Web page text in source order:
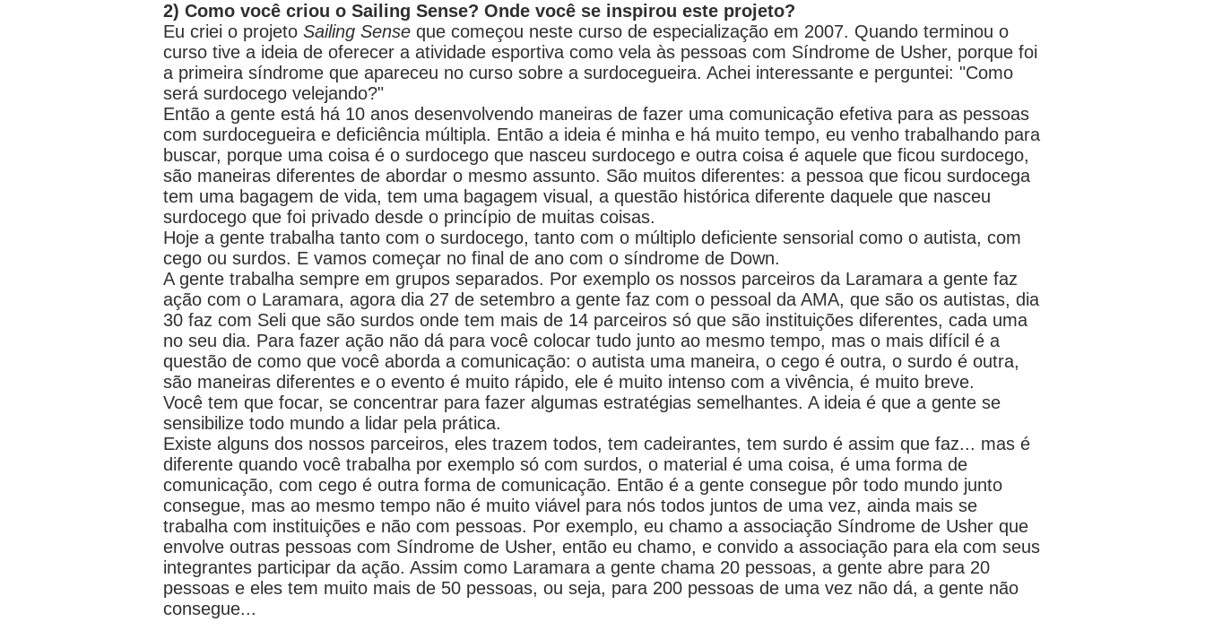
2) Como você criou o Sailing Sense? Onde você se inspirou este projeto?
Eu criei o projeto Sailing Sense que começou neste curso de especialização em 2007. Quando terminou o
curso tive a ideia de oferecer a atividade esportiva como vela às pessoas com Síndrome de Usher, porque foi
a primeira síndrome que apareceu no curso sobre a surdocegueira. Achei interessante e perguntei: "Como
será surdocego velejando?"
Então a gente está há 10 anos desenvolvendo maneiras de fazer uma comunicação efetiva para as pessoas
com surdocegueira e deficiência múltipla. Então a ideia é minha e há muito tempo, eu venho trabalhando para
buscar, porque uma coisa é o surdocego que nasceu surdocego e outra coisa é aquele que ficou surdocego,
são maneiras diferentes de abordar o mesmo assunto. São muitos diferentes: a pessoa que ficou surdocega
tem uma bagagem de vida, tem uma bagagem visual, a questão histórica diferente daquele que nasceu
surdocego que foi privado desde o princípio de muitas coisas.
Hoje a gente trabalha tanto com o surdocego, tanto com o múltiplo deficiente sensorial como o autista, com
cego ou surdos. E vamos começar no final de ano com o síndrome de Down.
A gente trabalha sempre em grupos separados. Por exemplo os nossos parceiros da Laramara a gente faz
ação com o Laramara, agora dia 27 de setembro a gente faz com o pessoal da AMA, que são os autistas, dia
30 faz com Seli que são surdos onde tem mais de 14 parceiros só que são instituições diferentes, cada uma
no seu dia. Para fazer ação não dá para você colocar tudo junto ao mesmo tempo, mas o mais difícil é a
questão de como que você aborda a comunicação: o autista uma maneira, o cego é outra, o surdo é outra,
são maneiras diferentes e o evento é muito rápido, ele é muito intenso com a vivência, é muito breve.
Você tem que focar, se concentrar para fazer algumas estratégias semelhantes. A ideia é que a gente se
sensibilize todo mundo a lidar pela prática.
Existe alguns dos nossos parceiros, eles trazem todos, tem cadeirantes, tem surdo é assim que faz... mas é
diferente quando você trabalha por exemplo só com surdos, o material é uma coisa, é uma forma de
comunicação, com cego é outra forma de comunicação. Então é a gente consegue pôr todo mundo junto
consegue, mas ao mesmo tempo não é muito viável para nós todos juntos de uma vez, ainda mais se
trabalha com instituições e não com pessoas. Por exemplo, eu chamo a associação Síndrome de Usher que
envolve outras pessoas com Síndrome de Usher, então eu chamo, e convido a associação para ela com seus
integrantes participar da ação. Assim como Laramara a gente chama 20 pessoas, a gente abre para 20
pessoas e eles tem muito mais de 50 pessoas, ou seja, para 200 pessoas de uma vez não dá, a gente não
consegue...